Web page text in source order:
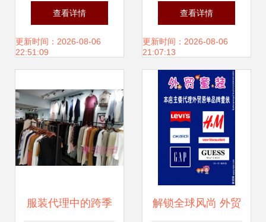
代理新机遇 以
epin8.cc为例的行
查看详情
更新时间：2026-08-06
22:51:09
批发代理，赋能新
零售创业者
查看详情
更新时间：2026-08-06
21:07:13
服装代理中的跨季 解锁全球风尚 外贸